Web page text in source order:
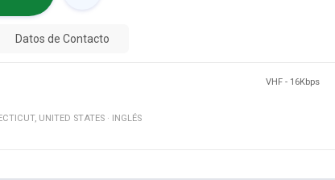
Datos de Contacto
VHF - 16Kbps
, UNITED STATES · INGLÉS